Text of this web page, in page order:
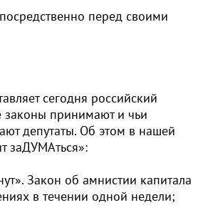
перед своими
сегодня российский
законы принимают и чьи
депутаты. Об этом в нашей
заДУМАться»:
Закон об амнистии капитала
в течении одной недели;